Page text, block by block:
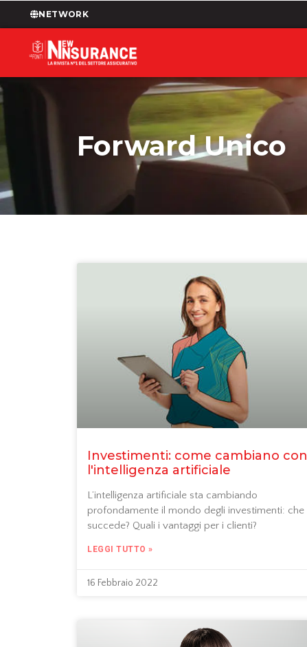
NETWORK
Forward Unico
Investimenti: come cambiano con
l'intelligenza artificiale
L’intelligenza artificiale sta cambiando
profondamente il mondo degli investimenti: che
succede? Quali i vantaggi per i clienti?
LEGGI TUTTO »
16 Febbraio 2022